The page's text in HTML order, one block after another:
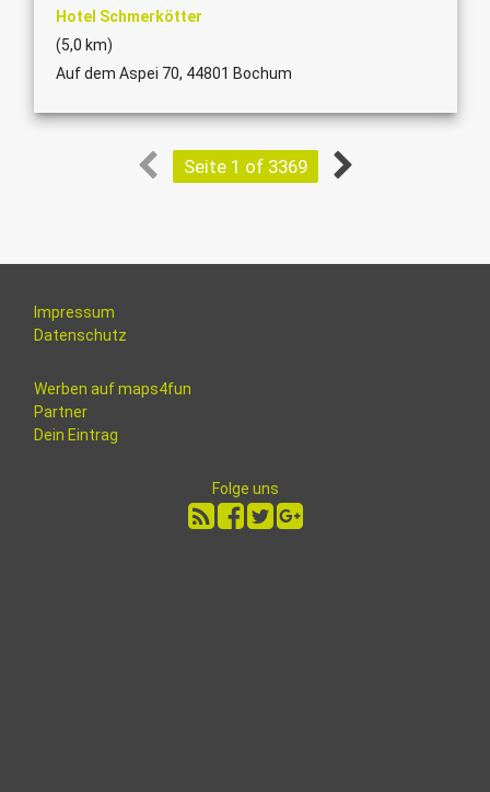
Hotel Schmerkötter
(5,0 km)
Auf dem Aspei 70, 44801 Bochum
Seite 1 of 3369
Impressum
Datenschutz
Werben auf maps4fun
Partner
Dein Eintrag
Folge uns